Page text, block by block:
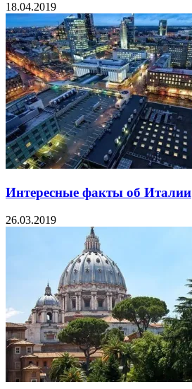
18.04.2019
Интересные факты об Италии
26.03.2019